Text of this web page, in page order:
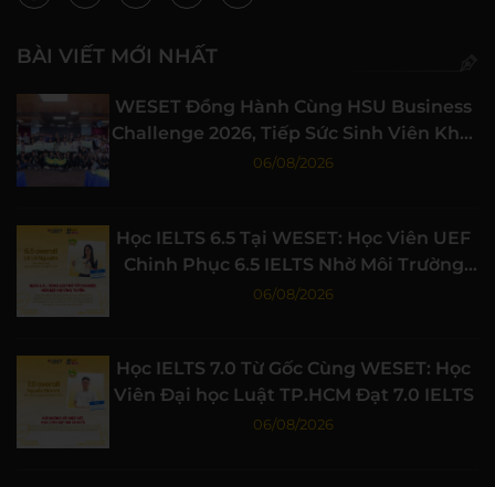
BÀI VIẾT MỚI NHẤT
WESET Đồng Hành Cùng HSU Business
Challenge 2026, Tiếp Sức Sinh Viên Khởi
Nghiệp
06/08/2026
Học IELTS 6.5 Tại WESET: Học Viên UEF
Chinh Phục 6.5 IELTS Nhờ Môi Trường
Học Tập Chất Lượng
06/08/2026
Học IELTS 7.0 Từ Gốc Cùng WESET: Học
Viên Đại học Luật TP.HCM Đạt 7.0 IELTS
06/08/2026